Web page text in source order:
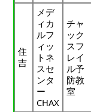
住
吉
メデ
ィカ
ルフ
ィッ
トネ
スセ
ンタ
ー
CHAX
チャ
ック
スフ
レイ
ル予
防教
室